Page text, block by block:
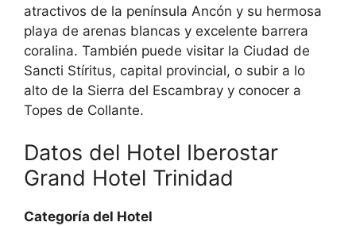
atractivos de la península Ancón y su hermosa
playa de arenas blancas y excelente barrera
coralina. También puede visitar la Ciudad de
Sancti Stíritus, capital provincial, o subir a lo
alto de la Sierra del Escambray y conocer a
Topes de Collante.
Datos del Hotel Iberostar
Grand Hotel Trinidad
Categoría del Hotel